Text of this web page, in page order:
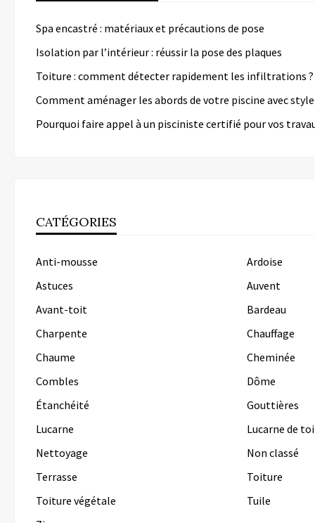
Spa encastré : matériaux et précautions de pose
Isolation par l’intérieur : réussir la pose des plaques
Toiture : comment détecter rapidement les infiltrations ?
Comment aménager les abords de votre piscine avec style
Pourquoi faire appel à un pisciniste certifié pour vos
CATÉGORIES
Anti-mousse
Ardoise
Astuces
Auvent
Avant-toit
Bardeau
Charpente
Chauffage
Chaume
Cheminée
Combles
Dôme
Étanchéité
Gouttières
Lucarne
Lucarne de
Nettoyage
Non classé
Terrasse
Toiture
Toiture végétale
Tuile